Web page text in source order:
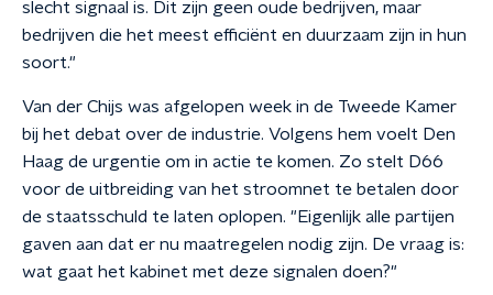
slecht signaal is. Dit zijn geen oude bedrijven, maar
bedrijven die het meest efficiënt en duurzaam zijn in hun
soort."
Van der Chijs was afgelopen week in de Tweede Kamer
bij het debat over de industrie. Volgens hem voelt Den
Haag de urgentie om in actie te komen. Zo stelt D66
voor de uitbreiding van het stroomnet te betalen door
de staatsschuld te laten oplopen. "Eigenlijk alle partijen
gaven aan dat er nu maatregelen nodig zijn. De vraag is:
wat gaat het kabinet met deze signalen doen?"